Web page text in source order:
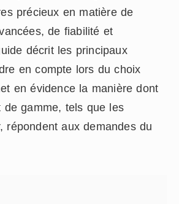
précieux en matière de
de fiabilité et
décrit les principaux
en compte lors du choix
en évidence la manière dont
de gamme, tels que les
répondent aux demandes du